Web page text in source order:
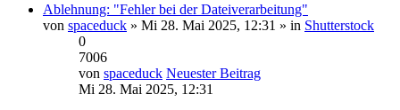
Ablehnung: "Fehler bei der Dateiverarbeitung"
von spaceduck » Mi 28. Mai 2025, 12:31 » in Shutterstock
0
7006
von spaceduck Neuester Beitrag
Mi 28. Mai 2025, 12:31